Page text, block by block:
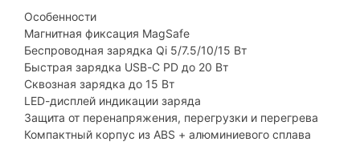
Особенности
Магнитная фиксация MagSafe
Беспроводная зарядка Qi 5/7.5/10/15 Вт
Быстрая зарядка USB-C PD до 20 Вт
Сквозная зарядка до 15 Вт
LED-дисплей индикации заряда
Защита от перенапряжения, перегрузки и перегрева
Компактный корпус из ABS + алюминиевого сплава